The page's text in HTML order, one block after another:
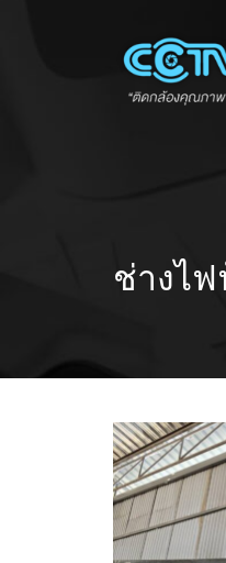
ช่างไ